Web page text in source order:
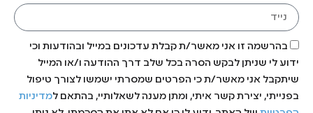
בהרשמה זו אני מאשר/ת קבלת עדכונים במייל ובהודעות וכי
ידוע לי שניתן לבקש הסרה בכל שלב דרך ההודעה ו/או המייל
שיתקבל אני מאשר/ת כי הפרטים שמסרתי ישמשו לצורך טיפול
בפנייתי, יצירת קשר איתי, ומתן מענה לשאלותיי, בהתאם למדיניות